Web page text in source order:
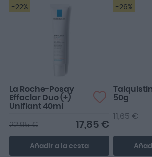
-22%
La Roche-Posay
Effaclar Duo (+)
Unifiant 40ml
17,85 €
22,95 €
Añadir a la cesta
-26%
50g
11,65 €